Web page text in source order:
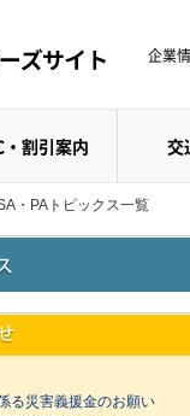
企業
・割引案内 交
・PAトピックス一覧
る災害義援金のお願い